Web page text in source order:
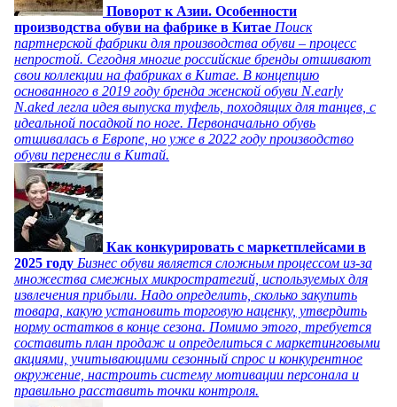
Поворот к Азии. Особенности
производства обуви на фабрике в Китае Поиск
партнерской фабрики для производства обуви – процесс
непростой. Сегодня многие российские бренды отшивают
свои коллекции на фабриках в Китае. В концепцию
основанного в 2019 году бренда женской обуви N.early
N.aked легла идея выпуска туфель, походящих для танцев, с
идеальной посадкой по ноге. Первоначально обувь
отшивалась в Европе, но уже в 2022 году производство
обуви перенесли в Китай.
Как конкурировать с маркетплейсами в
2025 году Бизнес обуви является сложным процессом из-за
множества смежных микростратегий, используемых для
извлечения прибыли. Надо определить, сколько закупить
товара, какую установить торговую наценку, утвердить
норму остатков в конце сезона. Помимо этого, требуется
составить план продаж и определиться с маркетинговыми
акциями, учитывающими сезонный спрос и конкурентное
окружение, настроить систему мотивации персонала и
правильно расставить точки контроля.